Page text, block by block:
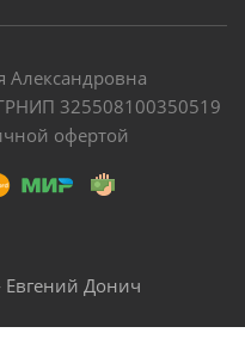
Александровна
325508100350519
офертой
Евгений Донич